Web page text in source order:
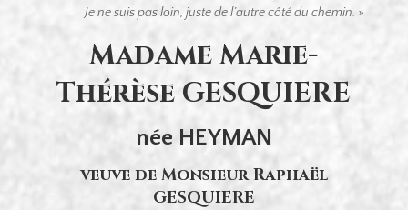
Je ne suis pas loin, juste de l’autre côté du chemin. »
Madame Marie-
Thérèse GESQUIERE
née HEYMAN
veuve de Monsieur Raphaël
GESQUIERE